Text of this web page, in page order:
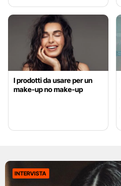
I prodotti da usare per un
make-up no make-up
INTERVISTA